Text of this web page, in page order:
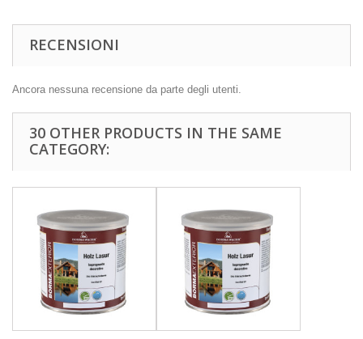
RECENSIONI
Ancora nessuna recensione da parte degli utenti.
30 OTHER PRODUCTS IN THE SAME
CATEGORY: